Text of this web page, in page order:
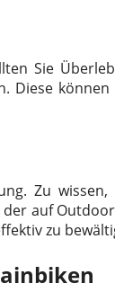
Sie
Diese
Zu
auf
zu